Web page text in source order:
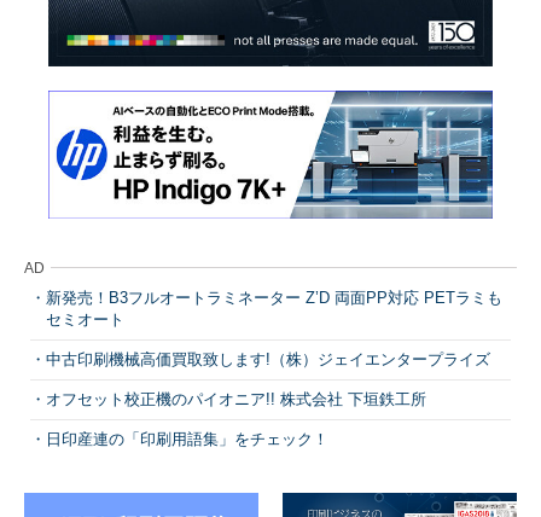
AD
新発売！B3フルオートラミネーター Z’D 両面PP対応 PETラミも
セミオート
中古印刷機械高価買取致します!（株）ジェイエンタープライズ
オフセット校正機のパイオニア!! 株式会社 下垣鉄工所
日印産連の「印刷用語集」をチェック！